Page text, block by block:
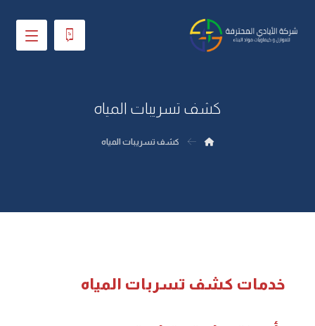
كشف تسريبات المياه
كشف تسريبات المياه
خدمات كشف تسربات المياه